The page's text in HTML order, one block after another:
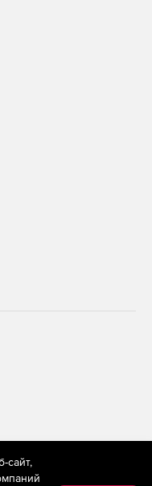
применяются
сайт,